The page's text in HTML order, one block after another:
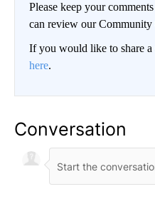
Please keep your
can review our
If you would like to share a
here.
Conversation